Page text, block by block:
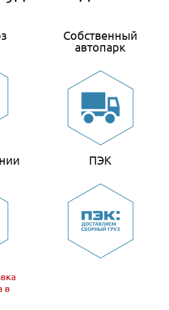
Собственный
автопарк
в
ПЭК